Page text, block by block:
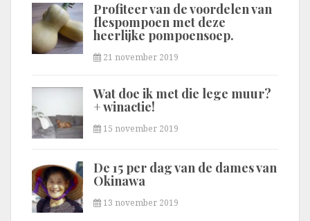
Profiteer van de voordelen van
flespompoen met deze
heerlijke pompoensoep.
21 november 2019
Wat doe ik met die lege muur?
+ winactie!
15 november 2019
De 15 per dag van de dames van
Okinawa
13 november 2019